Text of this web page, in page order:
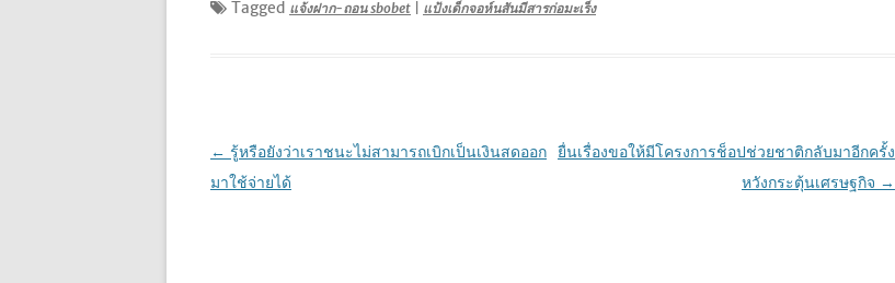
Tagged แจ้งฝาก-ถอน sbobet แป้งเด็กจอห์นสันมีสารก่อมะเร็ง
เมนู
นำทาง
← รู้หรือยังว่าเราชนะไม่สามารถเบิกเป็นเงินสดออก
มาใช้จ่ายได้
ยื่นเรื่องขอให้มีโครงการช็อปช่วยชาติกลับมาอีกครั้ง
หวังกระตุ้นเศรษฐกิจ →